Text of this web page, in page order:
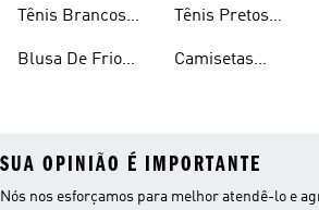
Tênis Brancos
Blusa De Frio
Tênis Pretos
Camisetas
SUA OPINIÃO É IMPORTANTE
Nós nos esforçamos para melhor atendê-lo e